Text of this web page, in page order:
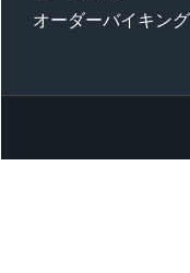
オーダーバイキング